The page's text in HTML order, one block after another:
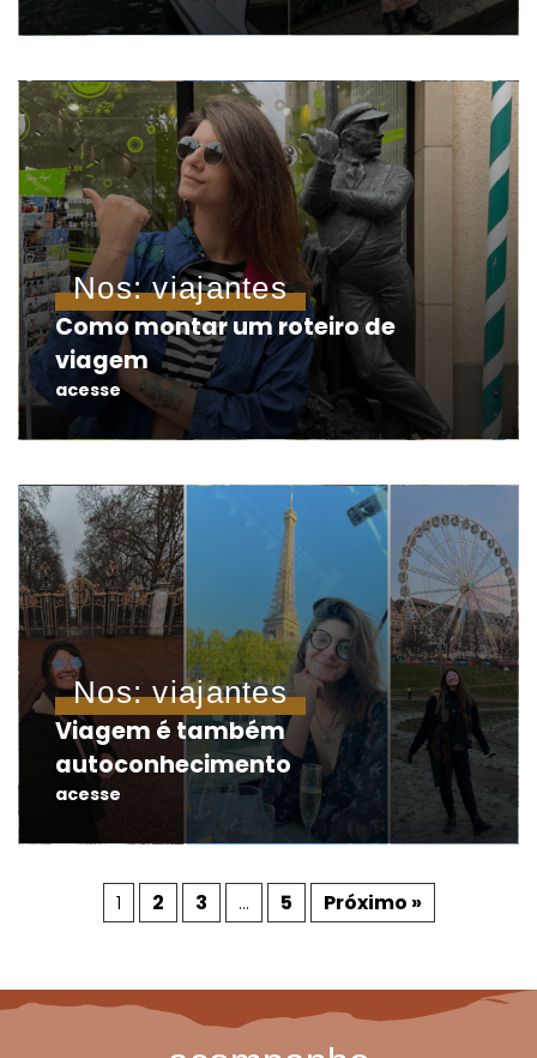
Nos: viajantes
Como montar um roteiro de
viagem
acesse
Nos: viajantes
Viagem é também
autoconhecimento
acesse
1 2 3 … 5 Próximo »